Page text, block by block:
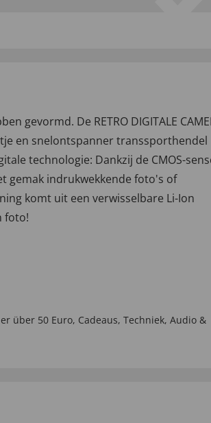
gevormd. De RETRO DIGITALE
en snelontspanner transsporthendel
technologie: Dankzij de CMOS-
gemak indrukwekkende foto's of
komt uit een verwisselbare Li-Ion
foto!
über 50 Euro, Cadeaus, Techniek, Audio &